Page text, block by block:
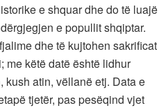
e shquar dhe do të luajë
e popullit shqiptar.
dhe të kujtohen sakrificat
me këtë datë është lidhur
atin, vëllanë etj. Data e
tjetër, pas pesëqind vjet